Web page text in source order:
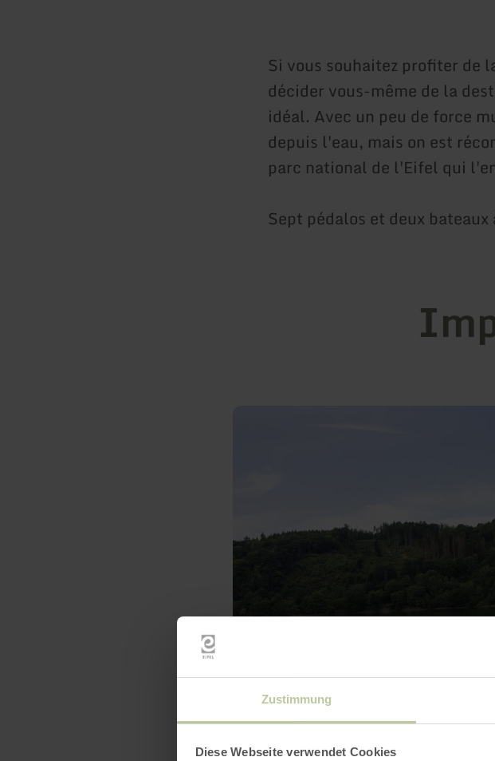
Zustimmung
Diese Webseite verwendet Cookies
Si vous souhaitez profiter de
décider vous-même de la
idéal. Avec un peu de force
depuis l'eau, mais on est
parc national de l'Eifel qui
Sept pédalos et deux